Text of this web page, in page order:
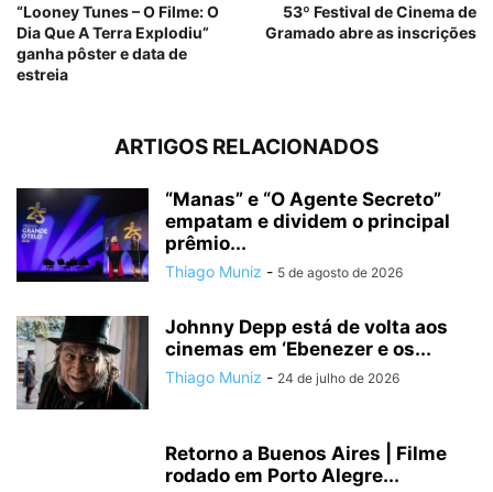
“Looney Tunes – O Filme: O
Dia Que A Terra Explodiu”
ganha pôster e data de
estreia
53º Festival de Cinema de
Gramado abre as inscrições
ARTIGOS RELACIONADOS
“Manas” e “O Agente Secreto”
empatam e dividem o principal
prêmio...
Thiago Muniz - 5 de agosto de 2026
Johnny Depp está de volta aos
cinemas em ‘Ebenezer e os...
Thiago Muniz - 24 de julho de 2026
Retorno a Buenos Aires | Filme
rodado em Porto Alegre...